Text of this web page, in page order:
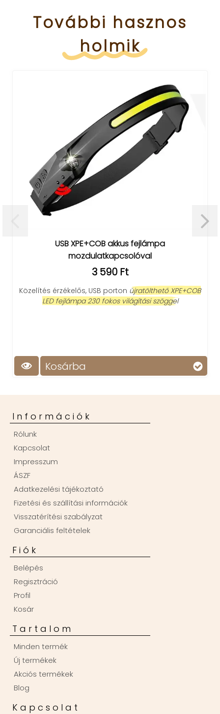
További hasznos
holmik
USB XPE+COB akkus fejlámpa
mozdulatkapcsolóval
3 590 Ft
érzékelős, USB portonújratölthető XPE+COB
LED fejlámpa 230 fokos világítási szöggel
Kosárba
Információk
Rólunk
Kapcsolat
Impresszum
ÁSZF
Adatkezelési tájékoztató
Fizetési és szállítási információk
Visszatérítési szabályzat
Garanciális feltételek
Fiók
Belépés
Regisztráció
Profil
Kosár
Tartalom
Minden termék
Új termékek
Akciós termékek
Blog
Kapcsolat